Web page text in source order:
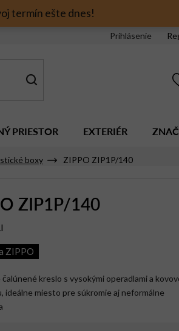
termín ešte dnes!
Prihlásenie
PRIESTOR EXTERIÉR
boxy ZIPPO ZIP1P/140
ZIP1P/140
ZIPPO
čalúnené kreslo s vysokými operadlami a
ideálne miesto pre súkromie aj neformálne